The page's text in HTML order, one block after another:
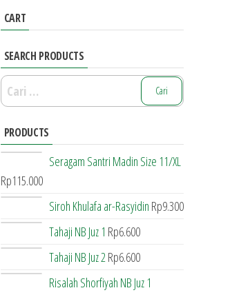
CART
SEARCH PRODUCTS
Cari
untuk:
PRODUCTS
Seragam Santri Madin Size 11/XL
Rp115.000
Siroh Khulafa ar-Rasyidin Rp9.300
Tahaji NB Juz 1 Rp6.600
Tahaji NB Juz 2Rp6.600
Risalah Shorfiyah NB Juz 1